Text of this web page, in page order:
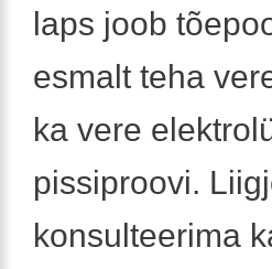
laps joob
esmalt teha
ka vere
pissiproovi.
konsulteerima